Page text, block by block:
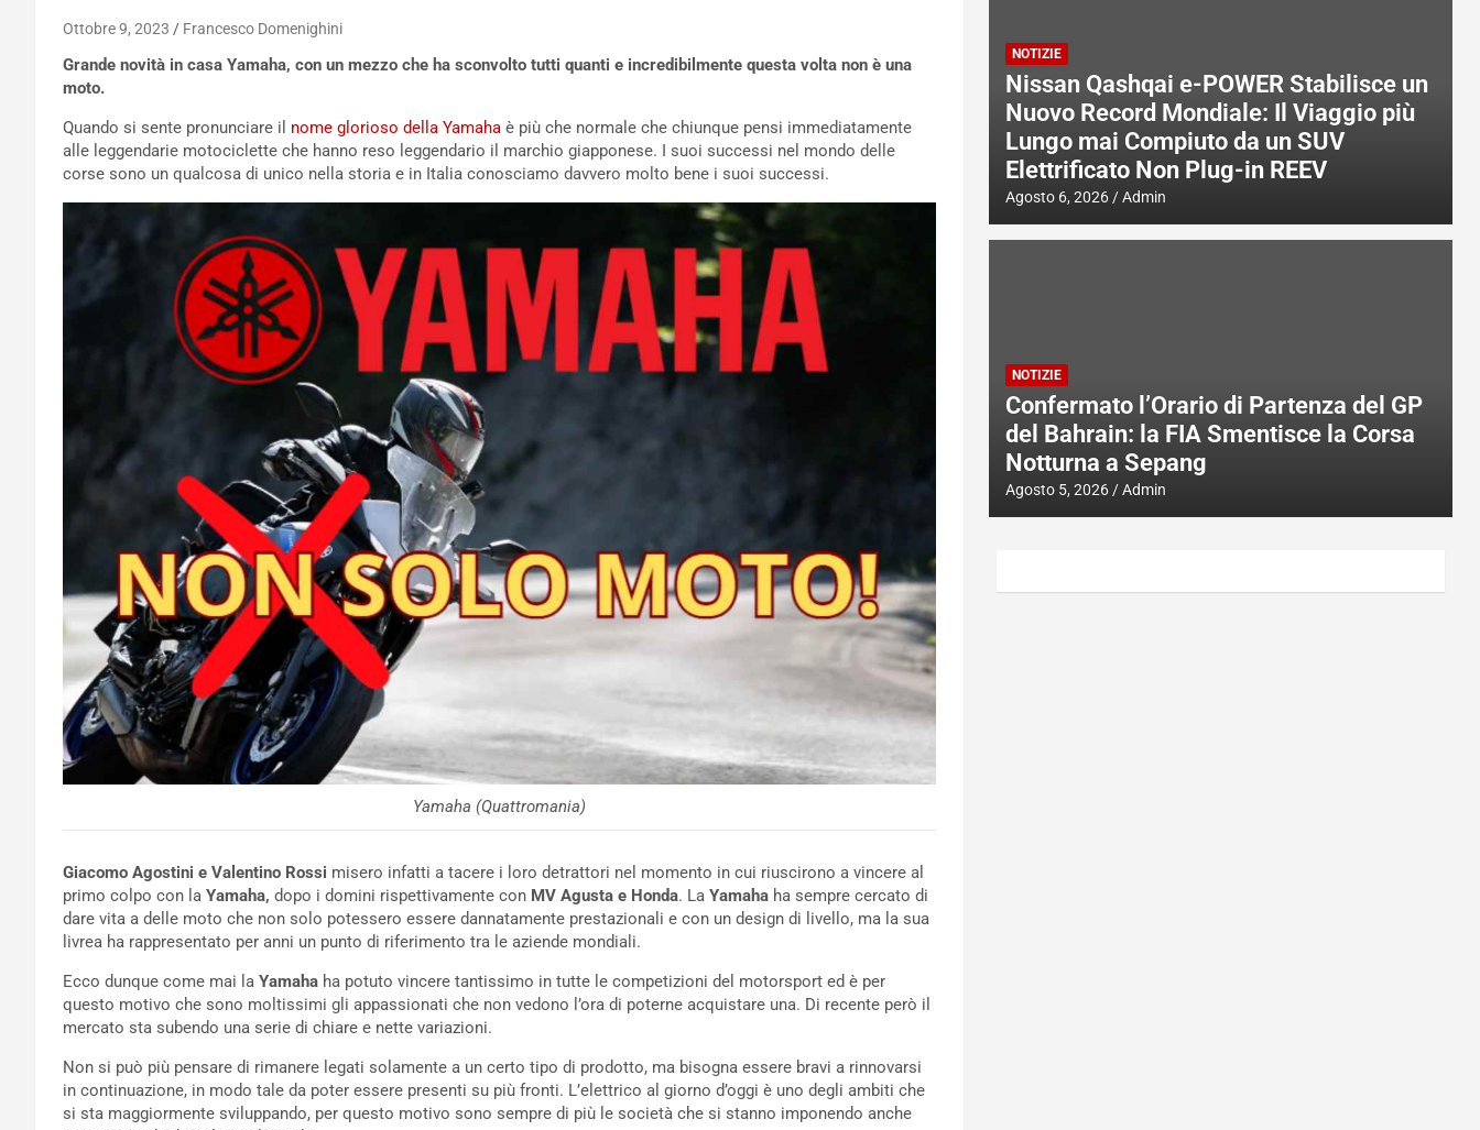
Ottobre 9, 2023 Francesco Domenighini
Grande novità in casa Yamaha, con un mezzo che ha sconvolto tutti quanti e incredibilmente questa volta non è una
moto.
Quando si sente pronunciare il nome glorioso della Yamaha è più che normale che chiunque pensi immediatamente
alle leggendarie motociclette che hanno reso leggendario il marchio giapponese. I suoi successi nel mondo delle
corse sono un qualcosa di unico nella storia e in Italia conosciamo davvero molto bene i suoi successi.
Yamaha (Quattromania)
Giacomo Agostini e Valentino Rossi misero infatti a tacere i loro detrattori nel momento in cui riuscirono a vincere al
primo colpo con la Yamaha, dopo i domini rispettivamente con MV Agusta e Honda. La Yamaha ha sempre cercato di
dare vita a delle moto che non solo potessero essere dannatamente prestazionali e con un design di livello, ma la sua
livrea ha rappresentato per anni un punto di riferimento tra le aziende mondiali.
Ecco dunque come mai la Yamaha ha potuto vincere tantissimo in tutte le competizioni del motorsport ed è per
questo motivo che sono moltissimi gli appassionati che non vedono l’ora di poterne acquistare una. Di recente però il
mercato sta subendo una serie di chiare e nette variazioni.
Non si può più pensare di rimanere legati solamente a un certo tipo di prodotto, ma bisogna essere bravi a rinnovarsi
in continuazione, in modo tale da poter essere presenti su più fronti. L’elettrico al giorno d’oggi è uno degli ambiti che
si sta maggiormente sviluppando, per questo motivo sono sempre di più le società che si stanno imponendo anche
NOTIZIE
Nissan Qashqai e-POWER Stabilisce un
Nuovo Record Mondiale: Il Viaggio più
Lungo mai Compiuto da un SUV
Elettrificato Non Plug-in REEV
Agosto 6, 2026 Admin
NOTIZIE
Confermato l’Orario di Partenza del GP
del Bahrain: la FIA Smentisce la Corsa
Notturna a Sepang
Agosto 5, 2026 Admin